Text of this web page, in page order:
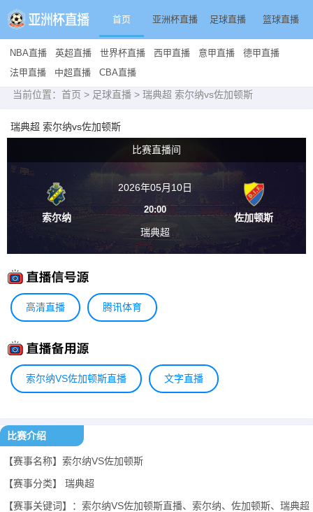
首页 亚洲杯直播 足球直播 篮球直播
NBA直播 英超直播 世界杯直播 西甲直播 意甲直播
德甲直播
法甲直播
中超直播 CBA直播
当前位置： 首页 > 足球直播 > 瑞典超 索尔纳vs佐加顿斯
瑞典超 索尔纳vs佐加顿斯
比赛直播间
索尔纳
2026年05月10日
20:00
瑞典超
佐加顿斯
高清直播 腾讯体育
索尔纳VS佐加顿斯直播 文字直播
比赛介绍
【赛事名称】索尔纳VS佐加顿斯
【赛事分类】 瑞典超
【赛事关键词】：索尔纳VS佐加顿斯直播、索尔纳、佐加顿斯、瑞典超